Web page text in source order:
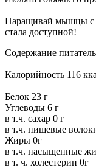
Наращивай мышцы с
стала доступной!
Содержание
Калорийность 116
Белок 23 г
Углеводы 6 г
в т.ч. сахар 0 г
в т.ч. пищевые
Жиры 0г
в т.ч. насыщенные
в т. ч. холестерин 0г